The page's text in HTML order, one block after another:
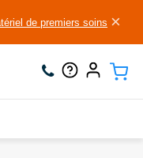
de premiers soins ×